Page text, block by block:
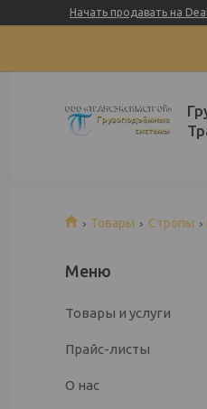
Начать продавать на
Товары Стропы
Товары и услуги
Прайс-листы
О нас